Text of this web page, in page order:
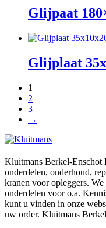
Glijpaat
Glijplaat
1
2
3
→
Kluitmans Berkel-Enschot
onderdelen, onderhoud,
kranen voor opleggers.
onderdelen voor o.a.
kunt u vinden in onze
uw order. Kluitmans